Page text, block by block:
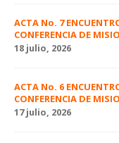
ACTA No. 7
CONFERENCIA DE
18 julio, 2026
ACTA No. 6
CONFERENCIA DE
17 julio, 2026